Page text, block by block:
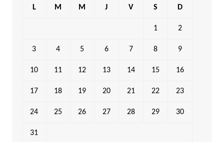
L M M J V S D
1 2
3 4 5 6 7 8 9
10 11 12 13 14 15 16
17 18 19 20 21 22 23
24 25 26 27 28 29 30
31